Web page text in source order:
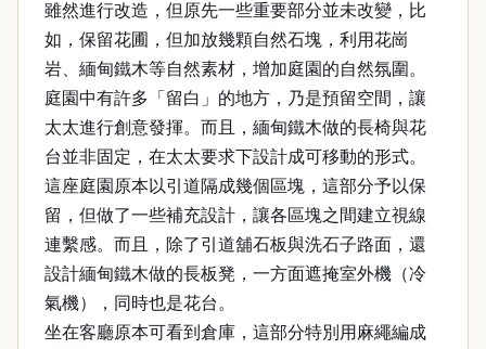
雖然進行改造，但原先一些重要部分並未改變，比
如，保留花圃，但加放幾顆自然石塊，利用花崗
岩、緬甸鐵木等自然素材，增加庭園的自然氛圍。
庭園中有許多「留白」的地方，乃是預留空間，讓
太太進行創意發揮。而且，緬甸鐵木做的長椅與花
台並非固定，在太太要求下設計成可移動的形式。
這座庭園原本以引道隔成幾個區塊，這部分予以保
留，但做了一些補充設計，讓各區塊之間建立視線
連繫感。而且，除了引道舖石板與洗石子路面，還
設計緬甸鐵木做的長板凳，一方面遮掩室外機（冷
氣機），同時也是花台。
坐在客廳原本可看到倉庫，這部分特別用麻繩編成